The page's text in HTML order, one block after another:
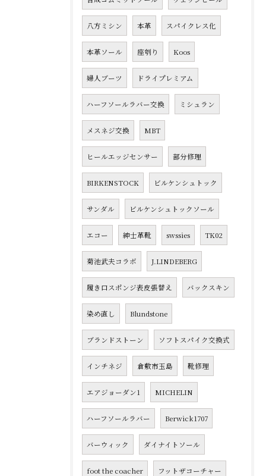
八方ミシン 本革 スパイクレス化
本革ソール 座刳り Koos
婦人ブーツ ドライプレミアム
ハーフソールラバー交換 ミシュラン
メスネジ交換 MBT
ヒールエッジセンサー 部分修理
BIRKENSTOCK ビルケンシュトック
サンダル ビルケンシュトックソール
エコー 紳士革靴 swssies TK02
菊池武夫コラボ J.LINDEBERG
履き口スポンジ表皮張替え バックスキン
染め直し Blundstone
ブランドストーン ソフトスパイク交換式
インチネジ 倉敷市玉島 靴修理
エアジョーダン1 MICHELIN
ハーフソールラバー Berwick1707
バーウィック ダイナイトソール
foot the coacher フットザコーチャー